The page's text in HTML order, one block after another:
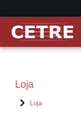
Loja
Você está aqui:
Loja